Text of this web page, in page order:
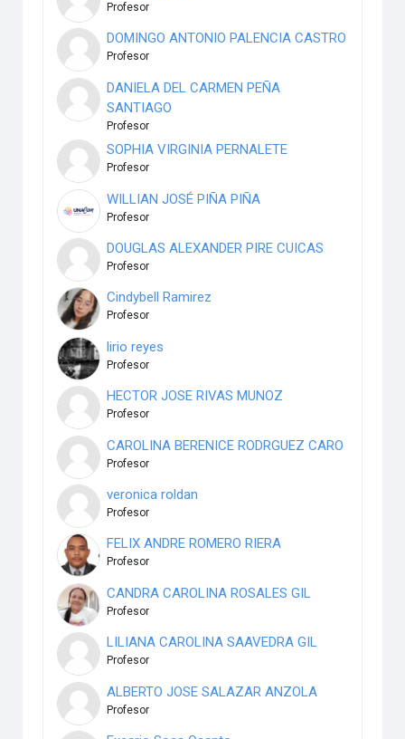
Profesor
DOMINGO ANTONIO PALENCIA CASTRO
Profesor
DANIELA DEL CARMEN PEÑA
SANTIAGO
Profesor
SOPHIA VIRGINIA PERNALETE
Profesor
WILLIAN JOSÉ PIÑA PIÑA
Profesor
DOUGLAS ALEXANDER PIRE CUICAS
Profesor
Cindybell Ramirez
Profesor
lirio reyes
Profesor
HECTOR JOSE RIVAS MUNOZ
Profesor
CAROLINA BERENICE RODRGUEZ CARO
Profesor
veronica roldan
Profesor
FELIX ANDRE ROMERO RIERA
Profesor
CANDRA CAROLINA ROSALES GIL
Profesor
LILIANA CAROLINA SAAVEDRA GIL
Profesor
ALBERTO JOSE SALAZAR ANZOLA
Profesor